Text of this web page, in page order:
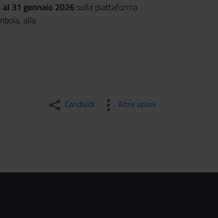
31 gennaio 2026sulla piattaforma
alla
Condividi Altre azioni